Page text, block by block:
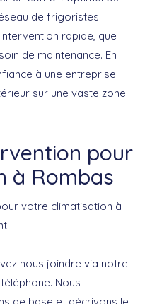
de frigoristes
rapide, que
de maintenance. En
à une entreprise
sur une vaste zone
pour
à Rombas
votre climatisation à
:
nous joindre via notre
Nous